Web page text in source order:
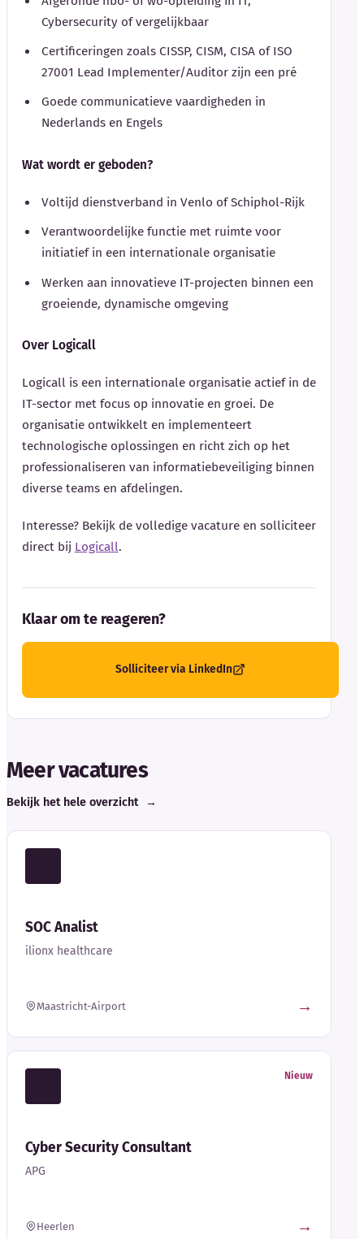
Cybersecurity of vergelijkbaar
Certificeringen zoals CISSP, CISM, CISA of ISO
27001 Lead Implementer/Auditor zijn een pré
Goede communicatieve vaardigheden in
Nederlands en Engels
Wat wordt er geboden?
Voltijd dienstverband in Venlo of Schiphol-Rijk
Verantwoordelijke functie met ruimte voor
initiatief in een internationale organisatie
Werken aan innovatieve IT-projecten binnen een
groeiende, dynamische omgeving
Over Logicall
Logicall is een internationale organisatie actief in de
IT-sector met focus op innovatie en groei. De
organisatie ontwikkelt en implementeert
technologische oplossingen en richt zich op het
professionaliseren van informatiebeveiliging binnen
diverse teams en afdelingen.
Interesse? Bekijk de volledige vacature en solliciteer
direct bij Logicall.
Klaar om te reageren?
Solliciteer via LinkedIn
Meer vacatures
Bekijk het hele overzicht →
SOC Analist
ilionx healthcare
Maastricht-Airport →
Nieuw
Cyber Security Consultant
APG
Heerlen →